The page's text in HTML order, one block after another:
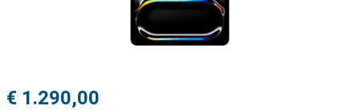
€ 1.290,00